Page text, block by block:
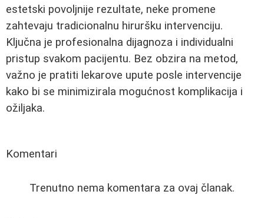
estetski povoljnije rezultate, neke promene
zahtevaju tradicionalnu hiruršku intervenciju.
Ključna je profesionalna dijagnoza i individualni
pristup svakom pacijentu. Bez obzira na metod,
važno je pratiti lekarove upute posle intervencije
kako bi se minimizirala mogućnost komplikacija i
ožiljaka.
Komentari
Trenutno nema komentara za ovaj članak.